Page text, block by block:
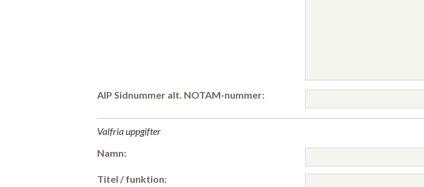
AIP Sidnummer alt. NOTAM-nummer:
Valfria uppgifter
Namn:
Titel / funktion: